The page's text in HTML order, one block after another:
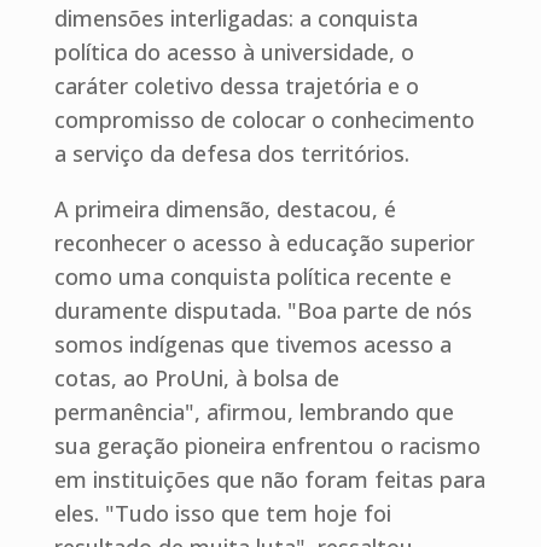
dimensões interligadas: a conquista
política do acesso à universidade, o
caráter coletivo dessa trajetória e o
compromisso de colocar o conhecimento
a serviço da defesa dos territórios.
A primeira dimensão, destacou, é
reconhecer o acesso à educação superior
como uma conquista política recente e
duramente disputada. "Boa parte de nós
somos indígenas que tivemos acesso a
cotas, ao ProUni, à bolsa de
permanência", afirmou, lembrando que
sua geração pioneira enfrentou o racismo
em instituições que não foram feitas para
eles. "Tudo isso que tem hoje foi